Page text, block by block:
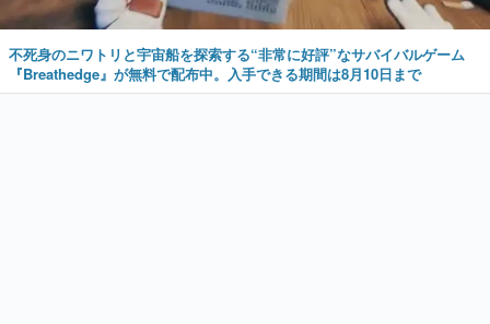
不死身のニワトリと宇宙船を探索する“非常に好評”なサバイバルゲーム
『Breathedge』が無料で配布中。入手できる期間は8月10日まで